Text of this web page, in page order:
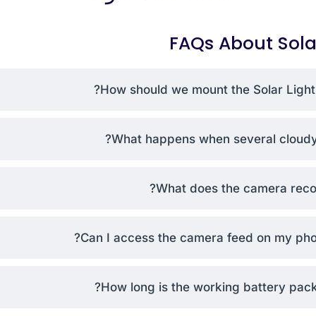
اتصل بنا أو راسلنا عبر البريد الإلكتروني لحساب مدخراتك.
FAQs About
How should we mount the Solar
What happens when several
What does the camera
Can I access the camera feed on my
How long is the working battery